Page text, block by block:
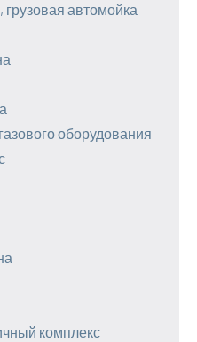
грузовая автомойка
оборудования
комплекс